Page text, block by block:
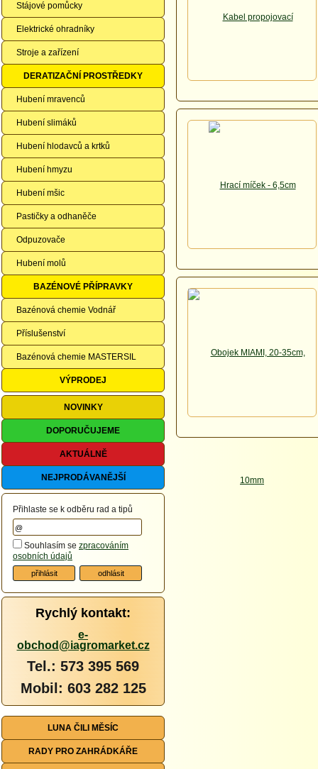
Stájové pomůcky
Elektrické ohradníky
Stroje a zařízení
DERATIZAČNÍ PROSTŘEDKY
Hubení mravenců
Hubení slimáků
Hubení hlodavců a krtků
Hubení hmyzu
Hubení mšic
Pastičky a odhaněče
Odpuzovače
Hubení molů
BAZÉNOVÉ PŘÍPRAVKY
Bazénová chemie Vodnář
Příslušenství
Bazénová chemie MASTERSIL
VÝPRODEJ
NOVINKY
DOPORUČUJEME
AKTUÁLNĚ
NEJPRODÁVANĚJŠÍ
Přihlaste se k odběru rad a tipů
Souhlasím se zpracováním
osobních údajů
Rychlý kontakt:
e-
obchod@iagromarket.cz
Tel.: 573 395 569
Mobil: 603 282 125
LUNA ČILI MĚSÍC
RADY PRO ZAHRÁDKÁŘE